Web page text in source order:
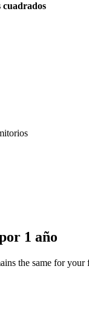
cuadrados
1 año
the same for your